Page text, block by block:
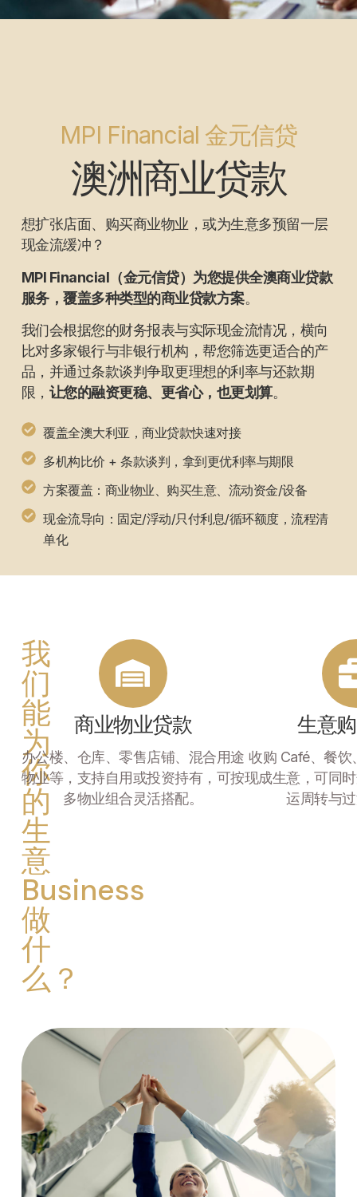
MPI Financial 金元信贷
澳洲商业贷款
想扩张店面、购买商业物业，或为生意多预留一层
现金流缓冲？
MPI Financial（金元信贷）为您提供全澳商业贷款
服务，覆盖多种类型的商业贷款方案。
我们会根据您的财务报表与实际现金流情况，横向
比对多家银行与非银行机构，帮您筛选更适合的产
品，并通过条款谈判争取更理想的利率与还款期
限， 让您的融资更稳、更省心，也更划算。
覆盖全澳大利亚，商业贷款快速对接
多机构比价 + 条款谈判，拿到更优利率与期限
方案覆盖：商业物业、购买生意、流动资金/设备
现金流导向：固定/浮动/只付利息/循环额度，流程清
单化
我
们
能
为
你
的
生
意
Business
做
什
么？
商业物业贷款
办公楼、仓库、零售店铺、混合用途
物业等，支持自用或投资持有，可按
多物业组合灵活搭配。
生意
收购 Café、餐饮
现成生意，可同
运周转与